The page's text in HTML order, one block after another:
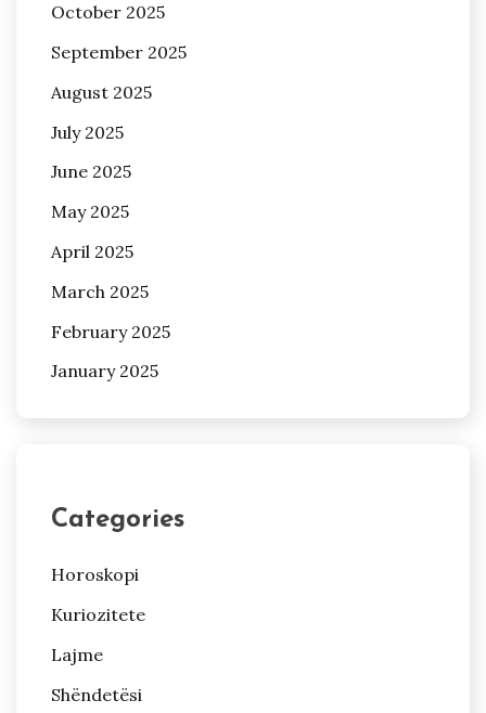
October 2025
September 2025
August 2025
July 2025
June 2025
May 2025
April 2025
March 2025
February 2025
January 2025
Categories
Horoskopi
Kuriozitete
Lajme
Shëndetësi